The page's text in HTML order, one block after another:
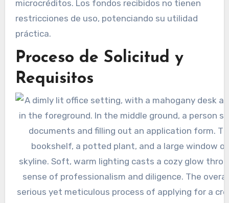
microcréditos. Los fondos recibidos no tienen
restricciones de uso, potenciando su utilidad
práctica.
Proceso de Solicitud y
Requisitos